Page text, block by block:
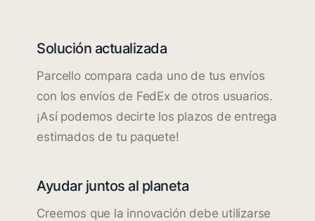
Solución actualizada
Parcello compara cada uno de tus envíos
con los envíos de FedEx de otros usuarios.
¡Así podemos decirte los plazos de entrega
estimados de tu paquete!
Ayudar juntos al planeta
Creemos que la innovación debe utilizarse